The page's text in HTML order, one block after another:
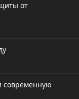
от
современную